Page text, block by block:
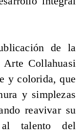
de la
Collahuasi
y colorida, que
y simplezas
reavivar su
al talento del